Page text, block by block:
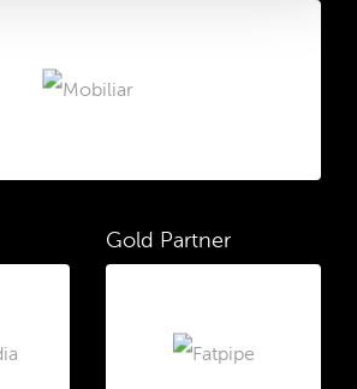
Gold Partner